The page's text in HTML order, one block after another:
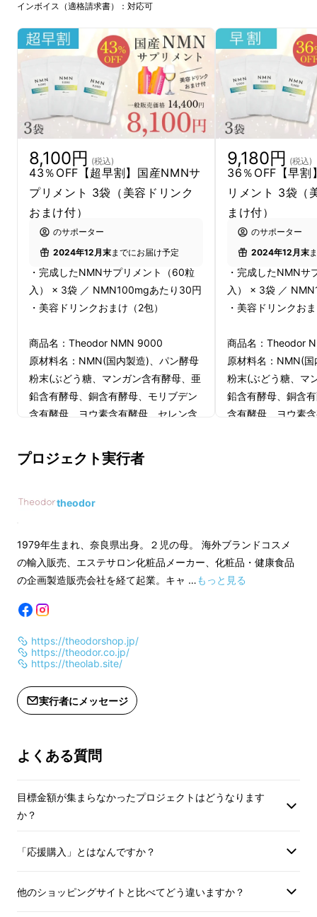
れまで多くの化粧品や健康食品などを開発して
きました。
様々なエビデンスで注目を集めるNMNは、私
も自身も健康で若々しくいるために取り入れた
いと思う魅力的なものですが、「配合の内容が
イマイチ」だったり、「コスパ悪い」「品質の
う商品が市場になく、今回このプロジェクトで
NMNサプリメントを開発することにしまし
た。
は、体内で健康を支える重要な成分で、活力を
素として注目されています。
東京大学の研究では健康にまつわる様々なデー
タが公開されています。
NAD（ニコチンアミド・アデニン・ジヌクレ
オチド）という化合物です。NMNは体内で
NADに変換される前駆体であり、NADの生成
そのNMNは加齢とともに減少し、食事から摂
取するのは、難しいためサプリメントが必要な
インボイス（適格請求書）：対応可
8,100円 (税込)
43％OFF【超早割】国産NMNサ
プリメント 3袋（美容ドリンク
おまけ付）
のサポーター
2024年12月末までにお届け予定
・完成したNMNサプリメント（60粒
入） × 3袋 ／ NMN100mgあたり30円
・美容ドリンクおまけ（2包）
商品名：Theodor NMN 9000
原材料名：NMN(国内製造)、パン酵母
粉末(ぶどう糖、マンガン含有酵母、亜
鉛含有酵母、銅含有酵母、モリブデン
含有酵母、ヨウ素含有酵母、セレン含
出物、コエンザイムQ10、α-リポ酸、
L-カルニチン酒石酸塩／結晶セルロー
（酸化チタン）、V.C、ニコチン酸アミ
V.B6、V.A、V.B2、葉酸、V.D、V.B12
内容量（1袋）：20.4ｇ（１粒340mｇ
[内容物 280ｍｇ]×60粒）
商品名：プラセンリッチ ビューティー
チャージャー（栄養機能性食品）
ラクトオリゴ糖液糖、エリスリトー
ル、鮭卵巣膜抽出物（サケを含む）、
レンジ・バナナ・リンゴ・キウイフ
ルーツ・ゴマ・カシューナッツ・大豆
キス末、ｒ-アミノ酸（ＧＡＢＡ）、セ
ラミド含有米抽出物/クエン酸、香料、
内容量：40g×2包
※ 栄養機能食品（ビオチン）：ビオチ
9,180円 (税込)
36％OFF【早割
リメント 3袋（
まけ付）
のサポーター
2024年12月末
・完成したNMNサ
入） × 3袋 ／
・美容ドリンクお
商品名：Theodor
原材料名：NMN(
粉末(ぶどう糖、マ
鉛含有酵母、銅含
含有酵母、ヨウ素
V.B6、V.A、V.B2
内容量（1袋）：
キス末、ｒ-アミノ
内容量：40g×2包
※ 栄養機能食品（
プロジェクト実行者
theodor
1979年生まれ、奈良県出身。２児の母。 海外ブランドコスメ
の輸入販売、エステサロン化粧品メーカー、化粧品・健康食品
の企画製造販売会社を経て起業。キャ …もっと見る
https://theodorshop.jp/
https://theodor.co.jp/
https://theolab.site/
実行者にメッセージ
よくある質問
目標金額が集まらなかったプロジェクトはどうなります
か？
「応援購入」とはなんですか？
他のショッピングサイトと比べてどう違いますか？